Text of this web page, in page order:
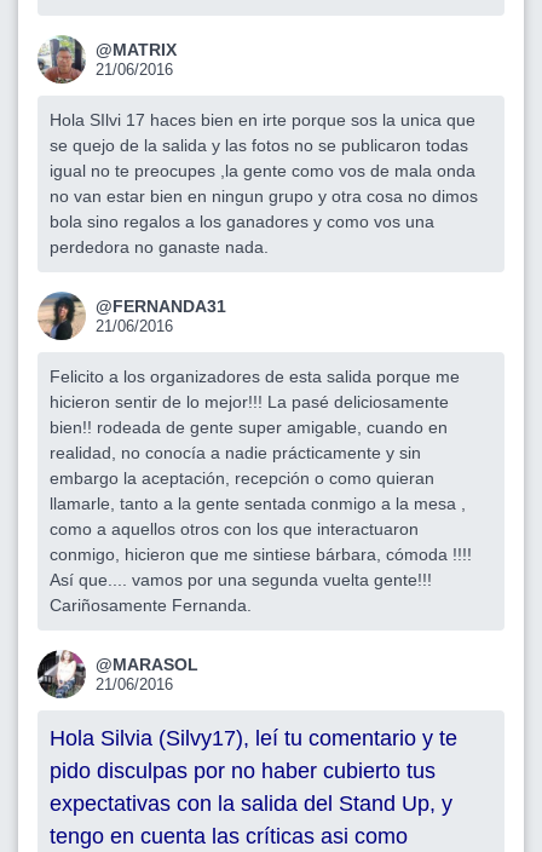
@MATRIX
21/06/2016
Hola SIlvi 17 haces bien en irte porque sos la unica que
se quejo de la salida y las fotos no se publicaron todas
igual no te preocupes ,la gente como vos de mala onda
no van estar bien en ningun grupo y otra cosa no dimos
bola sino regalos a los ganadores y como vos una
perdedora no ganaste nada.
@FERNANDA31
21/06/2016
Felicito a los organizadores de esta salida porque me
hicieron sentir de lo mejor!!! La pasé deliciosamente
bien!! rodeada de gente super amigable, cuando en
realidad, no conocía a nadie prácticamente y sin
embargo la aceptación, recepción o como quieran
llamarle, tanto a la gente sentada conmigo a la mesa ,
como a aquellos otros con los que interactuaron
conmigo, hicieron que me sintiese bárbara, cómoda !!!!
Así que.... vamos por una segunda vuelta gente!!!
Cariñosamente Fernanda.
@MARASOL
21/06/2016
Hola Silvia (Silvy17), leí tu comentario y te
pido disculpas por no haber cubierto tus
expectativas con la salida del Stand Up, y
tengo en cuenta las críticas asi como